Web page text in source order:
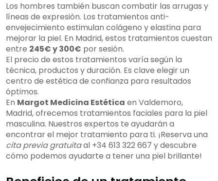
Los hombres también buscan combatir las arrugas y
líneas de expresión. Los tratamientos anti-
envejecimiento estimulan colágeno y elastina para
mejorar la piel. En Madrid, estos tratamientos cuestan
entre 245€ y 300€ por sesión.
El precio de estos tratamientos varía según la
técnica, productos y duración. Es clave elegir un
centro de estética de confianza para resultados
óptimos.
En Margot Medicina Estética en Valdemoro,
Madrid, ofrecemos tratamientos faciales para la piel
masculina. Nuestros expertos te ayudarán a
encontrar el mejor tratamiento para ti. ¡Reserva una
cita previa gratuitaal +34 613 322 667 y descubre
cómo podemos ayudarte a tener una piel brillante!